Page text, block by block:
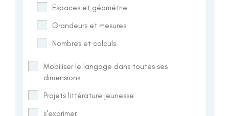
Espaces et géométrie
Grandeurs et mesures
Nombres et calculs
Mobiliser le langage dans toutes ses
dimensions
Projets littérature jeunesse
s'exprimer